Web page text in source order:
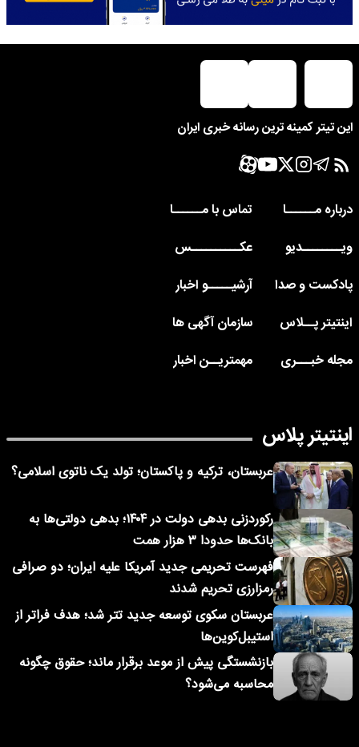
این تیتر کمینه ترین رسانه خبری ایران
درباره مــــــا
تماس با مــــــا
ویــــــــدیو
عکــــــــــس
پادکست و صدا
آرشیـــــو اخبار
اینتیتر پــلاس
سازمان آگهی ها
مجله خبـــری
مهمتریــن اخبار
اینتیتر پلاس
عربستان، ترکیه و پاکستان؛ تولد یک ناتوی اسلامی؟
رکوردزنی بدهی دولت در ۱۴۰۴؛ بدهی دولتی‌ها به
بانک‌ها حدودا ۳ هزار همت
فهرست تحریمی جدید آمریکا علیه ایران؛ دو صرافی
رمزارزی تحریم شدند
عربستان سکوی توسعه جدید تتر شد؛ هدف فراتر از
استیبل‌کوین‌ها
بازنشستگی پیش از موعد برقرار ماند؛ حقوق چگونه
محاسبه می‌شود؟